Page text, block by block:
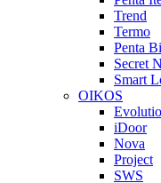
Trend
Termo
Penta
Secret
Smart
OIKOS
iDoor
Nova
Project
SWS